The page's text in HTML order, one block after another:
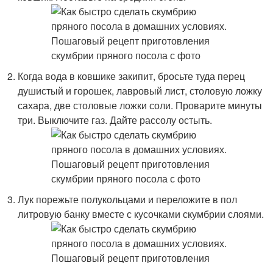
Когда вода в ковшике закипит, бросьте туда перец
душистый и горошек, лавровый лист, столовую ложку
сахара, две столовые ложки соли. Проварите минуты
три. Выключите газ. Дайте рассолу остыть.
Лук порежьте полукольцами и переложите в пол
литровую банку вместе с кусочками скумбрии слоями.